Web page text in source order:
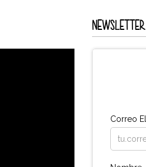
NEWSLETTER